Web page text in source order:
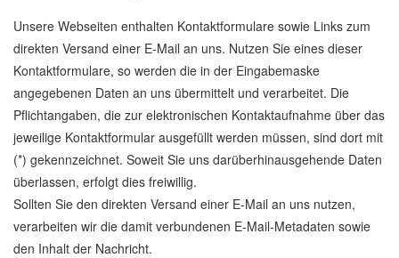
Unsere Webseiten enthalten Kontaktformulare sowie Links zum
direkten Versand einer E-Mail an uns. Nutzen Sie eines dieser
Kontaktformulare, so werden die in der Eingabemaske
angegebenen Daten an uns übermittelt und verarbeitet. Die
Pflichtangaben, die zur elektronischen Kontaktaufnahme über das
jeweilige Kontaktformular ausgefüllt werden müssen, sind dort mit
(*) gekennzeichnet. Soweit Sie uns darüberhinausgehende Daten
überlassen, erfolgt dies freiwillig.
Sollten Sie den direkten Versand einer E-Mail an uns nutzen,
verarbeiten wir die damit verbundenen E-Mail-Metadaten sowie
den Inhalt der Nachricht.